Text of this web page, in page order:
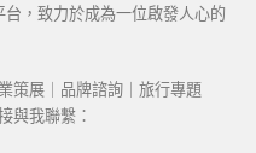
，致力於成為一位啟發人心的
策展｜品牌諮詢｜旅行專題
與我聯繫：